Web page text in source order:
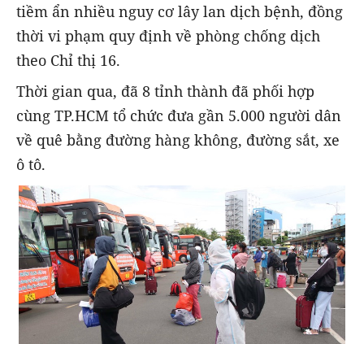
tiềm ẩn nhiều nguy cơ lây lan dịch bệnh, đồng
thời vi phạm quy định về phòng chống dịch
theo Chỉ thị 16.
Thời gian qua, đã 8 tỉnh thành đã phối hợp
cùng TP.HCM tổ chức đưa gần 5.000 người dân
về quê bằng đường hàng không, đường sắt, xe
ô tô.